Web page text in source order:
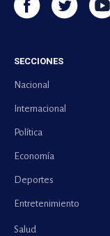
SECCIONES
Nacional
Internacional
Política
Economía
Deportes
Entretenimiento
Salud